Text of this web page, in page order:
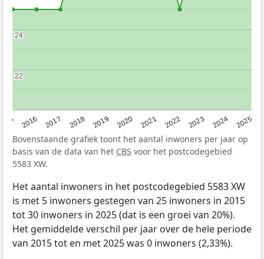
2016 2017 2018 2019 2020 2021 2022 2023 2024 2025
22
22
24
24
Bovenstaande grafiek toont het aantal inwoners per jaar op
basis van de data van het CBS voor het postcodegebied
5583 XW.
Het aantal inwoners in het postcodegebied 5583 XW
is met 5 inwoners gestegen van 25 inwoners in 2015
tot 30 inwoners in 2025 (dat is een groei van 20%).
Het gemiddelde verschil per jaar over de hele periode
van 2015 tot en met 2025 was 0 inwoners (2,33%).